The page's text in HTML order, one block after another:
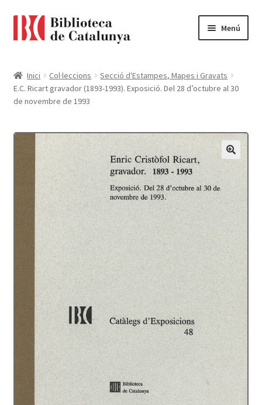
Menú
Accessibilitat
El meu compte
Finalitzar compra
Novetats
Payment
Protecció de dades
Termes i condicions
Inici Col·leccions
Secció d'Estampes, Mapes i Gravats
E.C. Ricart gravador (1893-1993). Exposició. Del 28 d’octubre al 30
de novembre de 1993